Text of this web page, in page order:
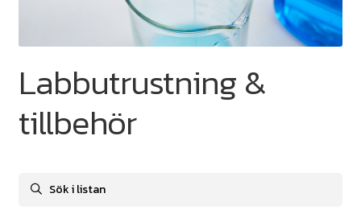
Labbutrustning &
tillbehör